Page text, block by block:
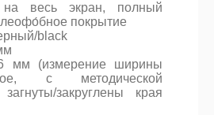
весь экран, полный
покрытие
black
мм (измерение ширины
с методической
закруглены края